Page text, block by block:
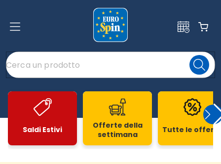
Saldi Estivi
Offerte della
settimana
Tutte le